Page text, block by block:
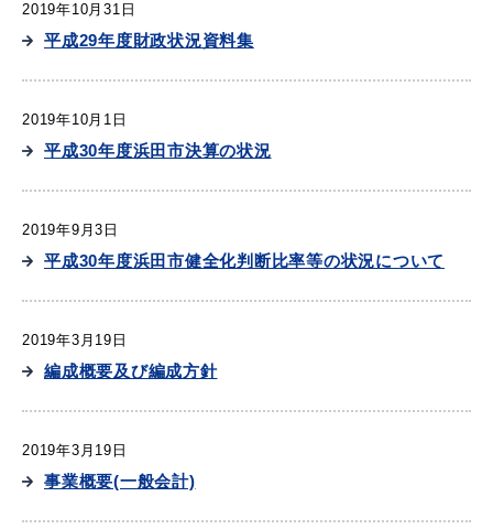
2019年10月31日
平成29年度財政状況資料集
2019年10月1日
平成30年度浜田市決算の状況
2019年9月3日
平成30年度浜田市健全化判断比率等の状況について
2019年3月19日
編成概要及び編成方針
2019年3月19日
事業概要(一般会計)